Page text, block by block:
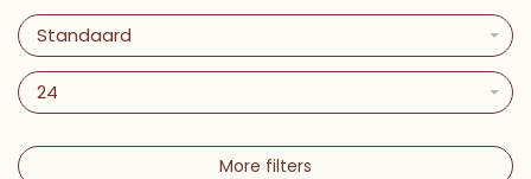
Standaard
24
More filters